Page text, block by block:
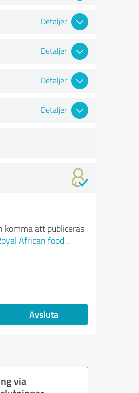
Detaljer
Detaljer
Detaljer
Detaljer
komma att publiceras
African food .
Avsluta
via